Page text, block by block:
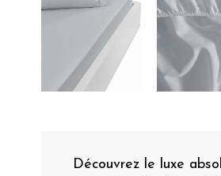
Découvrez le luxe